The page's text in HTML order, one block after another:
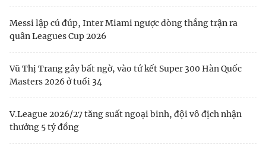
Messi lập cú đúp, Inter Miami ngược dòng thắng trận ra
quân Leagues Cup 2026
Vũ Thị Trang gây bất ngờ, vào tứ kết Super 300 Hàn Quốc
Masters 2026 ở tuổi 34
V.League 2026/27 tăng suất ngoại binh, đội vô địch nhận
thưởng 5 tỷ đồng